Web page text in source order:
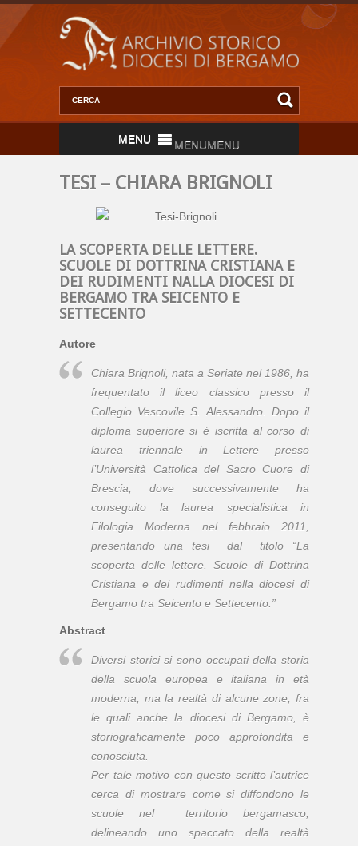
MENUMENU
TESI – CHIARA BRIGNOLI
LA SCOPERTA DELLE LETTERE.
SCUOLE DI DOTTRINA CRISTIANA E
DEI RUDIMENTI NALLA DIOCESI DI
BERGAMO TRA SEICENTO E
SETTECENTO
Autore
Chiara Brignoli, nata a Seriate nel 1986, ha
frequentato il liceo classico presso il
Collegio Vescovile S. Alessandro. Dopo il
diploma superiore si è iscritta al corso di
laurea triennale in Lettere presso
l’Università Cattolica del Sacro Cuore di
Brescia, dove successivamente ha
conseguito la laurea specialistica in
Filologia Moderna nel febbraio 2011,
presentando una tesi dal titolo “La
scoperta delle lettere. Scuole di Dottrina
Cristiana e dei rudimenti nella diocesi di
Bergamo tra Seicento e Settecento.”
Abstract
Diversi storici si sono occupati della storia
della scuola europea e italiana in età
moderna, ma la realtà di alcune zone, fra
le quali anche la diocesi di Bergamo, è
storiograficamente poco approfondita e
conosciuta.
Per tale motivo con questo scritto l’autrice
cerca di mostrare come si diffondono le
scuole nel territorio bergamasco,
delineando uno spaccato della realtà